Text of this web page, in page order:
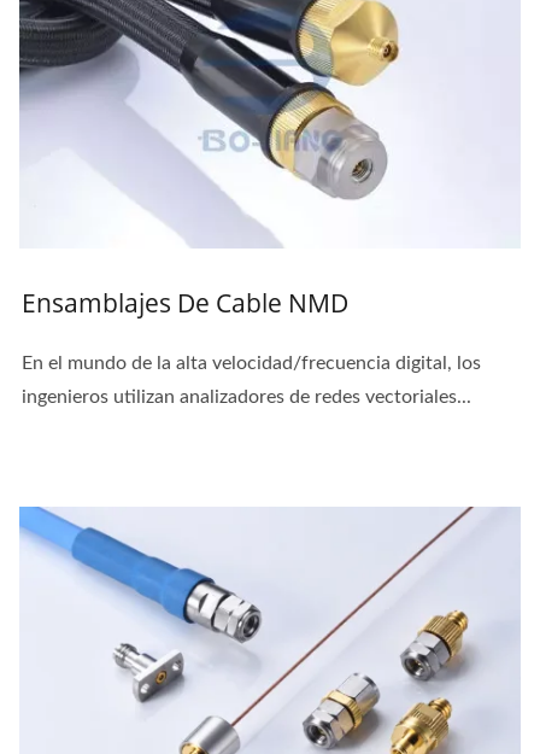
Ensamblajes De Cable NMD
En el mundo de la alta velocidad/frecuencia digital, los
ingenieros utilizan analizadores de redes vectoriales...